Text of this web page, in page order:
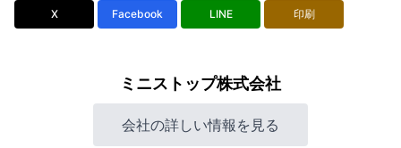
X Facebook LINE 印刷
ミニストップ株式会社
会社の詳しい情報を見る